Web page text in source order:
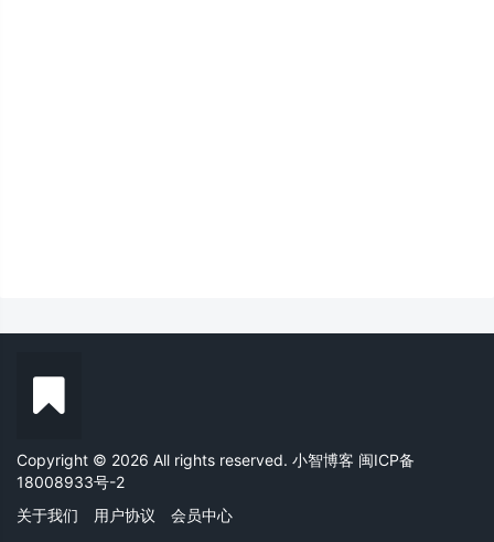
Copyright © 2026 All rights reserved. 小智博客 闽ICP备
18008933号-2
关于我们
用户协议 会员中心